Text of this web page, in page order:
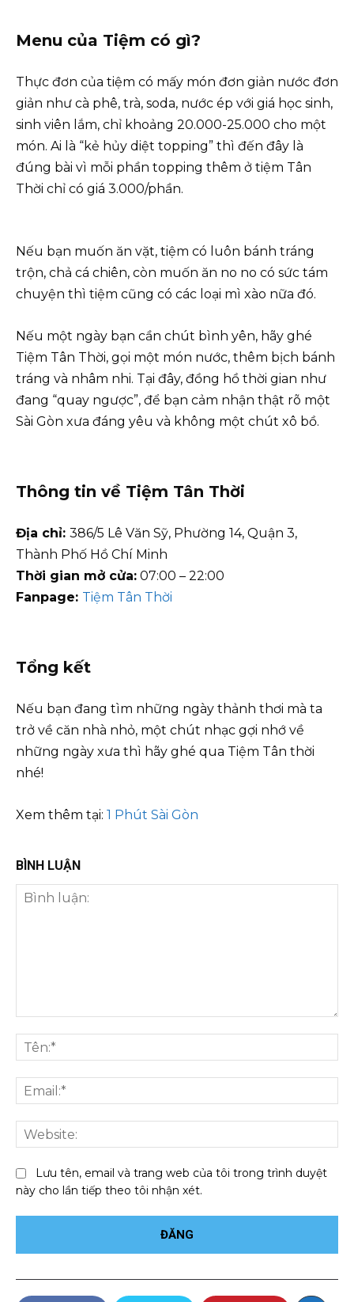
Menu của Tiệm có gì?
Thực đơn của tiệm có mấy món đơn giản nước đơn
giản như cà phê, trà, soda, nước ép với giá học sinh,
sinh viên lắm, chỉ khoảng 20.000-25.000 cho một
món. Ai là “kẻ hủy diệt topping” thì đến đây là
đúng bài vì mỗi phần topping thêm ở tiệm Tân
Thời chỉ có giá 3.000/phần.
Nếu bạn muốn ăn vặt, tiệm có luôn bánh tráng
trộn, chả cá chiên, còn muốn ăn no no có sức tám
chuyện thì tiệm cũng có các loại mì xào nữa đó.
Nếu một ngày bạn cần chút bình yên, hãy ghé
Tiệm Tân Thời, gọi một món nước, thêm bịch bánh
tráng và nhâm nhi. Tại đây, đồng hồ thời gian như
đang “quay ngược”, để bạn cảm nhận thật rõ một
Sài Gòn xưa đáng yêu và không một chút xô bồ.
Thông tin về Tiệm Tân Thời
Địa chỉ: 386/5 Lê Văn Sỹ, Phường 14, Quận 3,
Thành Phố Hồ Chí Minh
Thời gian mở cửa: 07:00 – 22:00
Fanpage: Tiệm Tân Thời
Tổng kết
Nếu bạn đang tìm những ngày thảnh thơi mà ta
trở về căn nhà nhỏ, một chút nhạc gợi nhớ về
những ngày xưa thì hãy ghé qua Tiệm Tân thời
nhé!
Xem thêm tại: 1 Phút Sài Gòn
BÌNH LUẬN
luận:
Lưu tên, email và trang web của tôi trong trình duyệt
này cho lần tiếp theo tôi nhận xét.